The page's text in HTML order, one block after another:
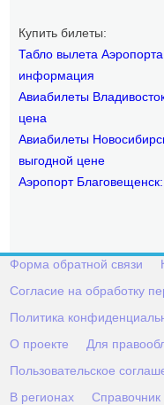
Купить билеты:
Табло вылета
информация
Авиабилеты
цена
Авиабилеты
выгодной цене
Аэропорт
Форма обратной связи
Согласие на обработку
Политика
О проекте
Для
Пользовательское
В регионах
Справочник